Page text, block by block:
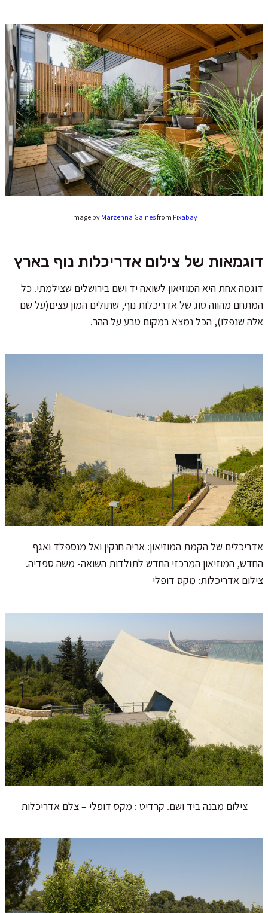
Image by Marzenna Gainesfrom Pixabay
דוגמאות של צילום אדריכלות נוף בארץ
דוגמה אחת היא המוזיאון לשואה יד ושם בירושלים שצילמתי. כל
המתחם מהווה סוג של אדריכלות נוף, שתולים המון עצים(על שם
אלה שנפלו), הכל נמצא במקום טבע על ההר.
אדריכלים של הקמת המוזיאון: אריה חנקין ואל מנספלד ואגף
החדש, המוזיאון המרכזי החדש לתולדות השואה- משה ספדיה.
צילום אדריכלות: מקס דופלי
צילום מבנה ביד ושם. קרדיט : מקס דופלי – צלם אדריכלות